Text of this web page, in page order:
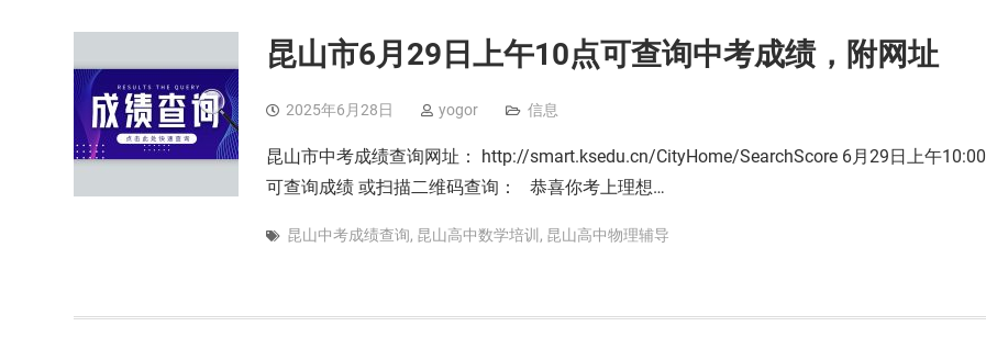
昆山市6月29日上午10点可查询中考成绩，附网址
2025年6月28日 yogor 信息
昆山市中考成绩查询网址： http://smart.ksedu.cn/CityHome/SearchScore 6月29日上午10:00
可查询成绩 或扫描二维码查询： 恭喜你考上理想…
昆山中考成绩查询, 昆山高中数学培训 , 昆山高中物理辅导